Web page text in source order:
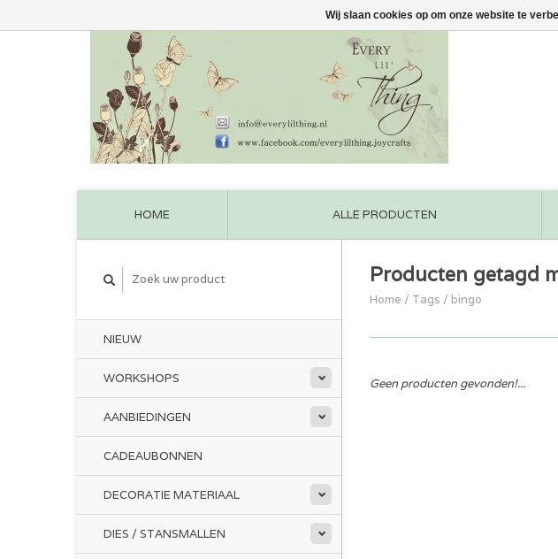
HOME ALLE PRODUCTEN
NIEUW
WORKSHOPS
AANBIEDINGEN
CADEAUBONNEN
DECORATIE MATERIAAL
DIES / STANSMALLEN
Producten getagd
Home / Tags / bingo
Geen producten gevonden!...
Wij slaan cookies op om onze website te